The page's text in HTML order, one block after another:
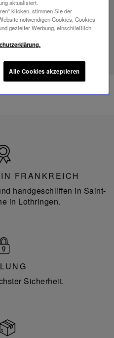
SAVOIR-FAIRE
Frankreich
FRANKREICH
handgeschliffen in Saint-
in Lothringen.
Sicherheit.
aktualisiert.
klicken, stimmen Sie der
notwendigen Cookies, Cookies
gezielter Werbung, einschließlich
Alle Cookies akzeptieren